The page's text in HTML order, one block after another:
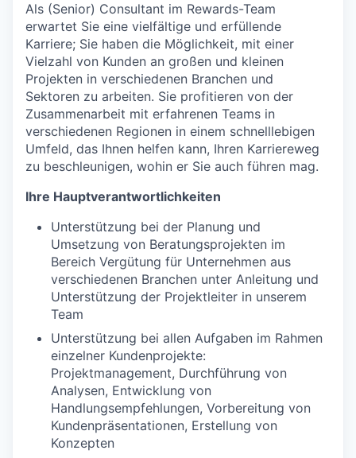
Als (Senior) Consultant im Rewards-Team
erwartet Sie eine vielfältige und erfüllende
Karriere; Sie haben die Möglichkeit, mit einer
Vielzahl von Kunden an großen und kleinen
Projekten in verschiedenen Branchen und
Sektoren zu arbeiten. Sie profitieren von der
Zusammenarbeit mit erfahrenen Teams in
verschiedenen Regionen in einem schnelllebigen
Umfeld, das Ihnen helfen kann, Ihren Karriereweg
zu beschleunigen, wohin er Sie auch führen mag.
Ihre Hauptverantwortlichkeiten
Unterstützung bei der Planung und
Umsetzung von Beratungsprojekten im
Bereich Vergütung für Unternehmen aus
verschiedenen Branchen unter Anleitung und
Unterstützung der Projektleiter in unserem
Team
Unterstützung bei allen Aufgaben im Rahmen
einzelner Kundenprojekte:
Projektmanagement, Durchführung von
Analysen, Entwicklung von
Handlungsempfehlungen, Vorbereitung von
Kundenpräsentationen, Erstellung von
Konzepten